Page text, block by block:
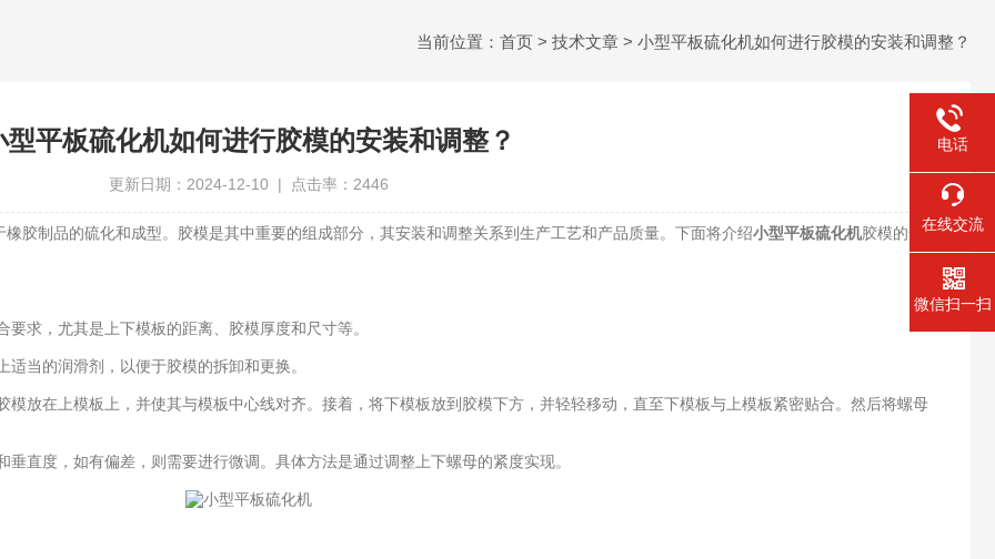
当前位置： 首页 > 技术文章 > 小型平板硫化机如何进行胶模的安装和调整？
型平板硫化机如何进行胶模的安装和调整？
更新日期：2024-12-10 | 点击率：2446
胶制品的硫化和成型。胶模是其中重要的组成部分，其安装和调整关系到生产工艺和产品质量。下面将介绍小型平板硫化机胶模的安装
，尤其是上下模板的距离、胶模厚度和尺寸等。
的润滑剂，以便于胶模的拆卸和更换。
在上模板上，并使其与模板中心线对齐。接着，将下模板放到胶模下方，并轻轻移动，直至下模板与上模板紧密贴合。然后将螺母
度，如有偏差，则需要进行微调。具体方法是通过调整上下螺母的紧度实现。
电话
在线交流
微信扫一扫